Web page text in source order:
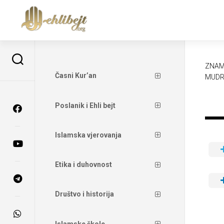
Časni Kur’an
Poslanik i Ehli bejt
Islamska vjerovanja
Etika i duhovnost
Društvo i historija